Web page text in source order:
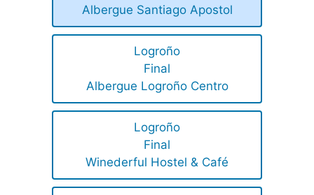
Albergue Santiago Apostol
Logroño
Final
Albergue Logroño Centro
Logroño
Final
Winederful Hostel & Café